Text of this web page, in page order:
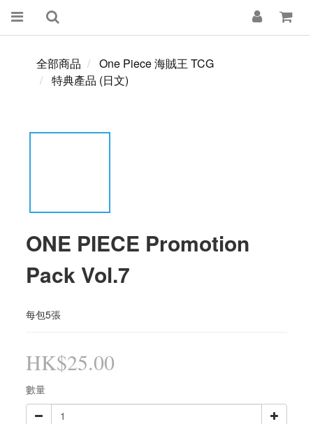
全部商品
One Piece 海賊王 TCG
特典產品 (日文)
ONE PIECE Promotion
Pack Vol.7
每包5張
HK$25.00
數量